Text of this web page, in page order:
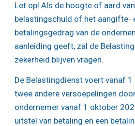
Let op! Als de hoogte of aard
belastingschuld of het aangifte-
betalingsgedrag van de
aanleiding geeft, zal de
zekerheid blijven vragen.
De Belastingdienst voert vanaf
twee andere versoepelingen
ondernemer vanaf 1 oktober
uitstel van betaling en een